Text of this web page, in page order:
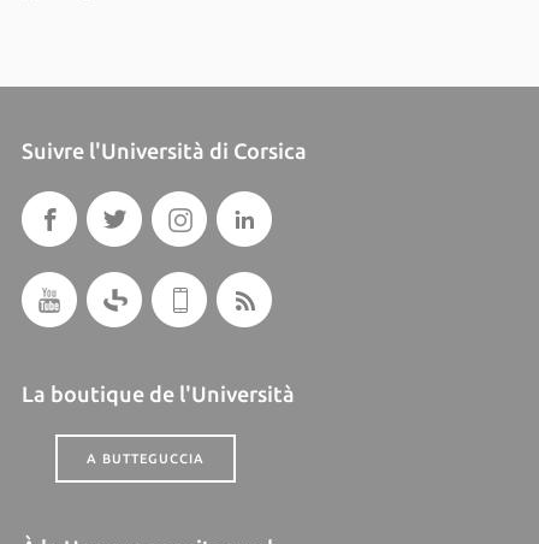
Suivre l'Università di Corsica
La boutique de l'Università
A BUTTEGUCCIA